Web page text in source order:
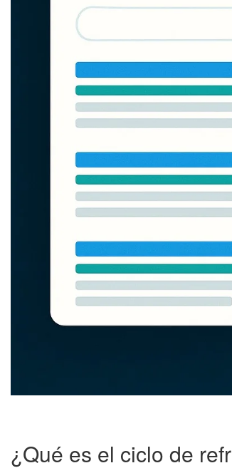
¿Qué es el ciclo de